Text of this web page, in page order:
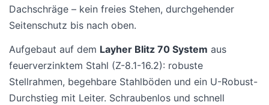
Dachschräge – kein freies Stehen, durchgehender
Seitenschutz bis nach oben.
Aufgebaut auf dem Layher Blitz 70 System aus
feuerverzinktem Stahl (Z-8.1-16.2): robuste
Stellrahmen, begehbare Stahlböden und ein U-Robust-
Durchstieg mit Leiter. Schraubenlos und schnell